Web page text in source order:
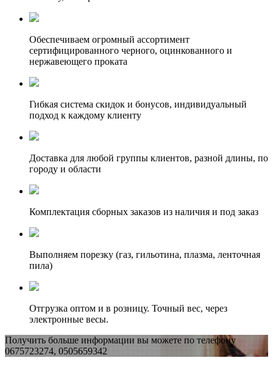
Обеспечиваем огромный ассортимент
сертифицированного черного, оцинкованного и
нержавеющего проката
Гибкая система скидок и бонусов, индивидуальный
подход к каждому клиенту
Доставка для любой группы клиентов, разной длины, по
городу и области
Комплектация сборных заказов из наличия и под заказ
Выполняем порезку (газ, гильотина, плазма, ленточная
пила)
Отгрузка оптом и в розницу. Точный вес, через
электронные весы.
Получить больше информации вы можете по телефону
0675723274, 0505659342